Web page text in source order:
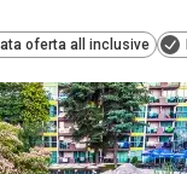
oferta all inclusive